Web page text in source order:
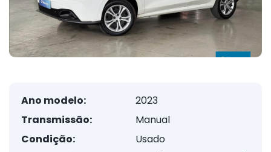
Ano modelo:
2023
Transmissão:
Manual
Condição:
Usado